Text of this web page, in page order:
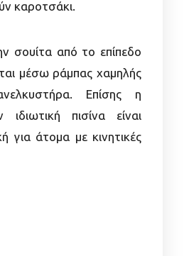
καροτσάκι.
σουίτα από το επίπεδο
μέσω ράμπας χαμηλής
Επίσης η
πισίνα είναι
για άτομα με κινητικές